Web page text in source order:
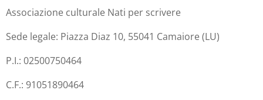
Associazione culturale Nati per scrivere
Sede legale: Piazza Diaz 10, 55041 Camaiore (LU)
P.I.: 02500750464
C.F.: 91051890464